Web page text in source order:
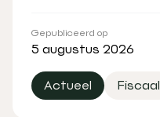
Gepubliceerd op
5 augustus 2026
Actueel Fiscaal